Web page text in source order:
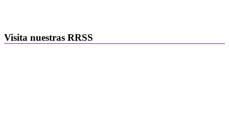
Visita nuestras RRSS